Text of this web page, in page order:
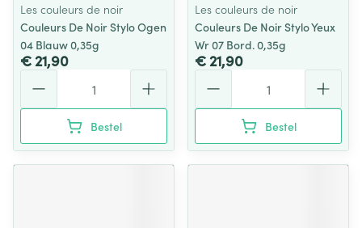
Les couleurs de noir
Couleurs De Noir Stylo Ogen
04 Blauw 0,35g
€ 21,90
Bestel
Les couleurs de noir
Couleurs De Noir Stylo Yeux
Wr 07 Bord. 0,35g
€ 21,90
Bestel